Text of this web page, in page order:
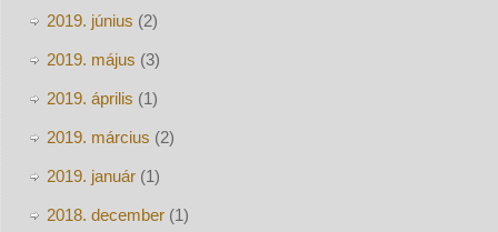
2019. június (2)
2019. május (3)
2019. április (1)
2019. március (2)
2019. január(1)
2018. december(1)